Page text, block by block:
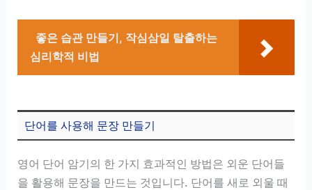
좋은 습관 만들기, 작심삼일 탈출하는
심리학적 비법
단어를 사용해 문장 만들기
영어 단어 암기의 한 가지 효과적인 방법은 외운 단어들
을 활용해 문장을 만드는 것입니다. 단어를 새로 외울 때